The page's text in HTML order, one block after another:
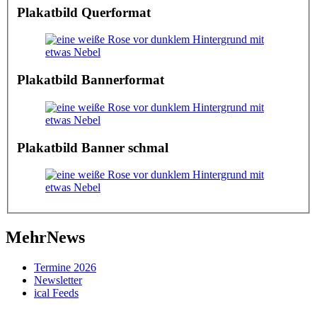
Plakatbild Querformat
Plakatbild Bannerformat
Plakatbild Banner schmal
MehrNews
Termine 2026
Newsletter
ical Feeds